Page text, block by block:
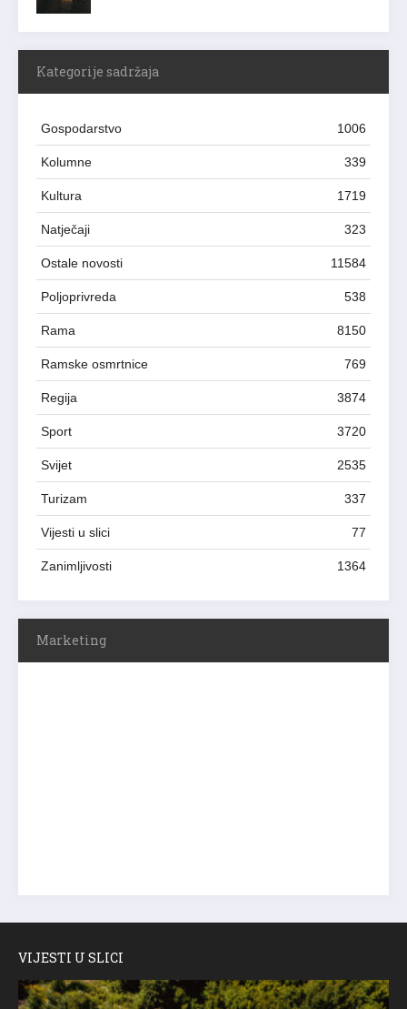
Kategorije sadržaja
Gospodarstvo 1006
Kolumne 339
Kultura 1719
Natječaji 323
Ostale novosti 11584
Poljoprivreda 538
Rama 8150
Ramske osmrtnice 769
Regija 3874
Sport 3720
Svijet 2535
Turizam 337
Vijesti u slici 77
Zanimljivosti 1364
Marketing
VIJESTI U SLICI